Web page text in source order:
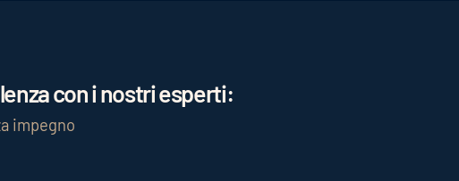
con i nostri esperti:
impegno